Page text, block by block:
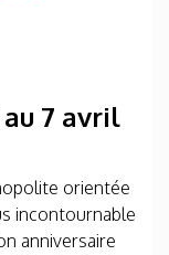
au 7 avril
orientée
incontournable
anniversaire